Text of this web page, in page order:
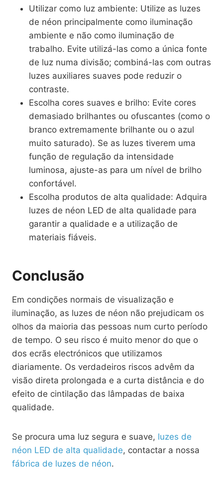
Utilizar como luz ambiente: Utilize as luzes
de néon principalmente como iluminação
ambiente e não como iluminação de
trabalho. Evite utilizá-las como a única fonte
de luz numa divisão; combiná-las com outras
luzes auxiliares suaves pode reduzir o
contraste.
Escolha cores suaves e brilho: Evite cores
demasiado brilhantes ou ofuscantes (como o
branco extremamente brilhante ou o azul
muito saturado). Se as luzes tiverem uma
função de regulação da intensidade
luminosa, ajuste-as para um nível de brilho
confortável.
Escolha produtos de alta qualidade: Adquira
luzes de néon LED de alta qualidade para
garantir a qualidade e a utilização de
materiais fiáveis.
Conclusão
Em condições normais de visualização e
iluminação, as luzes de néon não prejudicam os
olhos da maioria das pessoas num curto período
de tempo. O seu risco é muito menor do que o
dos ecrãs electrónicos que utilizamos
diariamente. Os verdadeiros riscos advêm da
visão direta prolongada e a curta distância e do
efeito de cintilação das lâmpadas de baixa
qualidade.
Se procura uma luz segura e suave, luzes de
néon LED de alta qualidade, contactar a nossa
fábrica de luzes de néon.